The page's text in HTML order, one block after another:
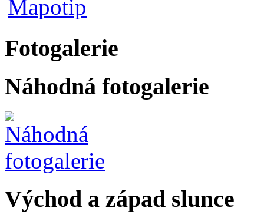
Fotogalerie
Náhodná fotogalerie
Východ a západ slunce